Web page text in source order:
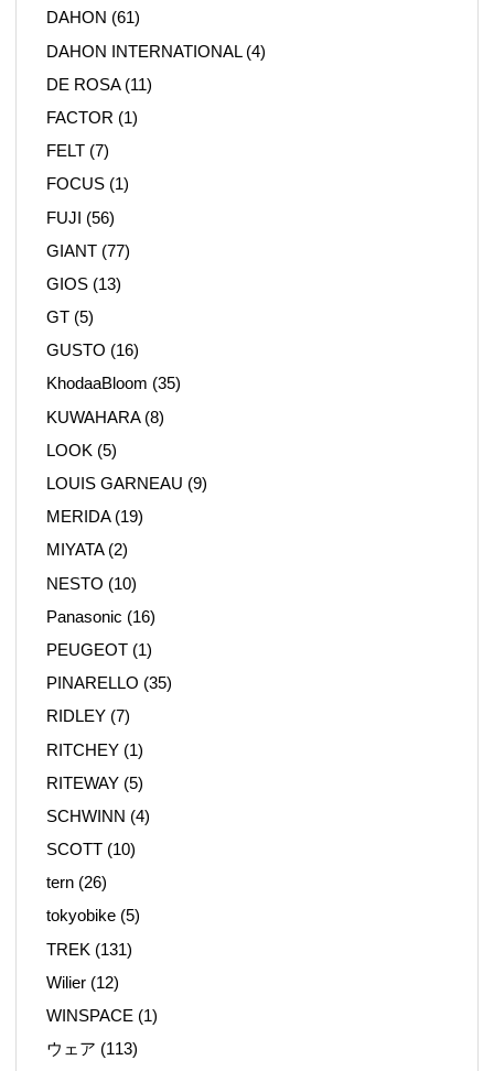
DAHON (61)
DAHON INTERNATIONAL(4)
DE ROSA(11)
FACTOR (1)
FELT (7)
FOCUS (1)
FUJI (56)
GIANT (77)
GIOS (13)
GT (5)
GUSTO (16)
KhodaaBloom (35)
KUWAHARA(8)
LOOK (5)
LOUIS GARNEAU (9)
MERIDA(19)
MIYATA(2)
NESTO (10)
Panasonic (16)
PEUGEOT (1)
PINARELLO (35)
RIDLEY (7)
RITCHEY (1)
RITEWAY (5)
SCHWINN (4)
SCOTT (10)
tern (26)
tokyobike (5)
TREK (131)
Wilier (12)
WINSPACE (1)
ウェア (113)